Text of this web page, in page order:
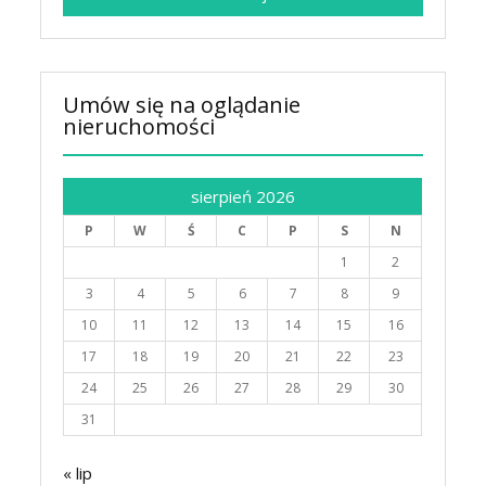
Umów się na oglądanie
nieruchomości
sierpień 2026
P W Ś C P S
N
1
2
3
4 5 6 7 8
9
10
11 12 13 14 15
16
17
18 19 20 21 22
23
24
25 26 27 28 29
30
31
« lip